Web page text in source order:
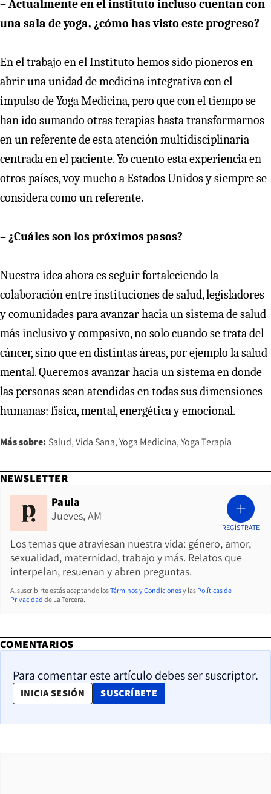
– Actualmente en el instituto incluso cuentan con
una sala de yoga, ¿cómo has visto este progreso?
En el trabajo en el Instituto hemos sido pioneros en
abrir una unidad de medicina integrativa con el
impulso de Yoga Medicina, pero que con el tiempo se
han ido sumando otras terapias hasta transformarnos
en un referente de esta atención multidisciplinaria
centrada en el paciente. Yo cuento esta experiencia en
otros países, voy mucho a Estados Unidos y siempre se
considera como un referente.
– ¿Cuáles son los próximos pasos?
Nuestra idea ahora es seguir fortaleciendo la
colaboración entre instituciones de salud, legisladores
y comunidades para avanzar hacia un sistema de salud
más inclusivo y compasivo, no solo cuando se trata del
cáncer, sino que en distintas áreas, por ejemplo la salud
mental. Queremos avanzar hacia un sistema en donde
las personas sean atendidas en todas sus dimensiones
humanas: física, mental, energética y emocional.
Más sobre: Salud Vida Sana Yoga Medicina Yoga Terapia
NEWSLETTER
Paula
Jueves, AM
Los temas que atraviesan nuestra vida: género, amor,
sexualidad, maternidad, trabajo y más. Relatos que
interpelan, resuenan y abren preguntas.
REGÍSTRATE
Al suscribirte estás aceptando losTérminos y Condicionesy las Políticas de
Privacidad de La Tercera.
COMENTARIOS
Para comentar este artículo debes ser suscriptor.
INICIA SESIÓN SUSCRÍBETE
OPENS IN NEW WINDOW